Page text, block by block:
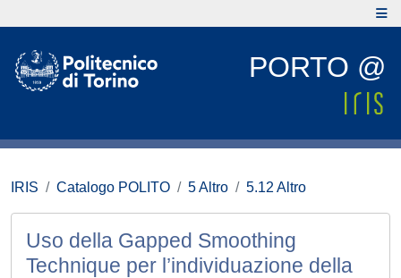
PORTO @
IRIS Catalogo POLITO 5 Altro 5.12 Altro
Uso della Gapped Smoothing
Technique per l’individuazione della